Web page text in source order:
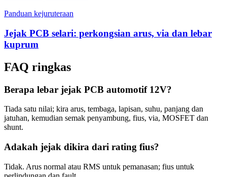
Panduan kejuruteraan
Jejak PCB selari: perkongsian arus, via dan lebar
kuprum
FAQ ringkas
Berapa lebar jejak PCB automotif 12V?
Tiada satu nilai; kira arus, tembaga, lapisan, suhu, panjang dan
jatuhan, kemudian semak penyambung, fius, via, MOSFET dan
shunt.
Adakah jejak dikira dari rating fius?
Tidak. Arus normal atau RMS untuk pemanasan; fius untuk